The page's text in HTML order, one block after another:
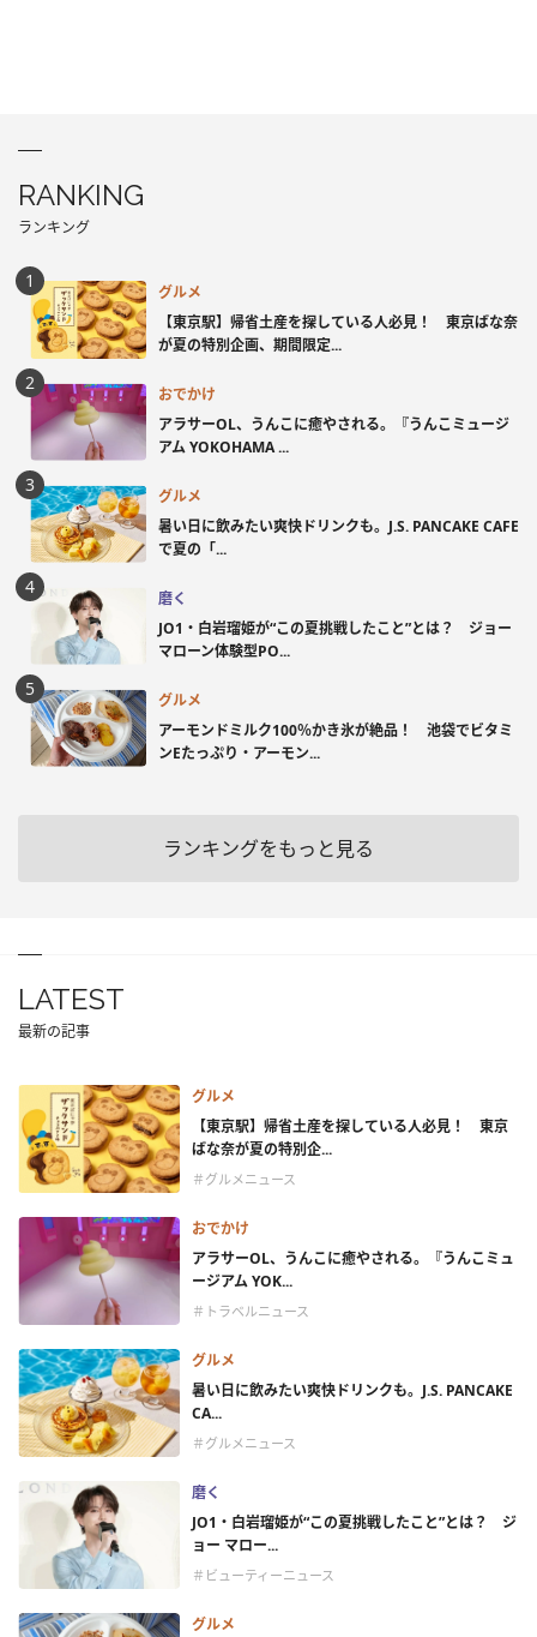
RANKING
ランキング
グルメ
【東京駅】帰省土産を探している人必見！ 東京ばな奈
が夏の特別企画、期間限定...
おでかけ
アラサーOL、うんこに癒やされる。『うんこミュージ
アム YOKOHAMA ...
グルメ
暑い日に飲みたい爽快ドリンクも。J.S. PANCAKE CAFE
で夏の「...
磨く
JO1・白岩瑠姫が“この夏挑戦したこと”とは？ ジョー
マローン体験型PO...
グルメ
アーモンドミルク100％かき氷が絶品！ 池袋でビタミ
ンEたっぷり・アーモン...
ランキングをもっと見る
LATEST
最新の記事
グルメ
【東京駅】帰省土産を探している人必見！ 東京
ばな奈が夏の特別企...
＃グルメニュース
おでかけ
アラサーOL、うんこに癒やされる。『うんこミュ
ージアム YOK...
＃トラベルニュース
グルメ
暑い日に飲みたい爽快ドリンクも。J.S. PANCAKE
CA...
＃グルメニュース
磨く
JO1・白岩瑠姫が“この夏挑戦したこと”とは？ ジ
ョー マロー...
＃ビューティーニュース
グルメ